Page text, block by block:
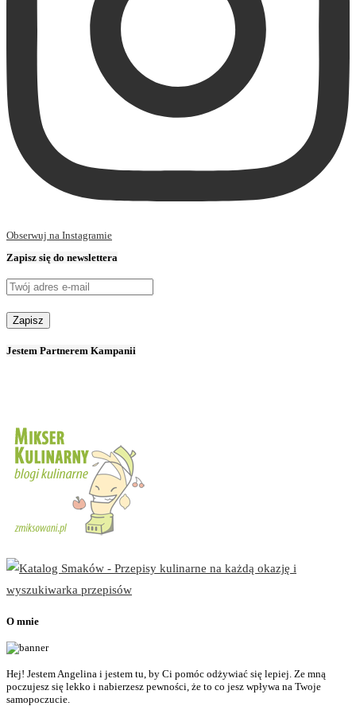
Obserwuj na Instagramie
Zapisz się do newslettera
Jestem Partnerem Kampanii
O mnie
Hej! Jestem Angelina i jestem tu, by Ci pomóc odżywiać się lepiej. Ze mną
poczujesz się lekko i nabierzesz pewności, że to co jesz wpływa na Twoje
samopoczucie.